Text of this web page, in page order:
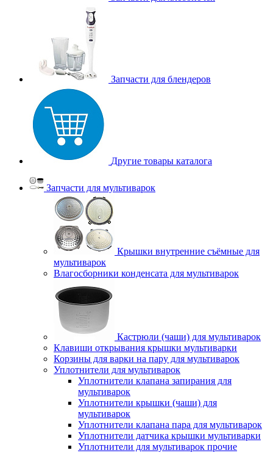
Запчасти для блендеров
Другие товары каталога
Запчасти для мультиварок
Крышки внутренние съёмные для
мультиварок
Влагосборники конденсата для мультиварок
Кастрюли (чаши) для мультиварок
Клавиши открывания крышки мультиварки
Корзины для варки на пару для мультиварок
Уплотнители для мультиварок
Уплотнители клапана запирания для
мультиварок
Уплотнители крышки (чаши) для
мультиварок
Уплотнители клапана пара для мультиварок
Уплотнители датчика крышки мультиварки
Уплотнители для мультиварок прочие